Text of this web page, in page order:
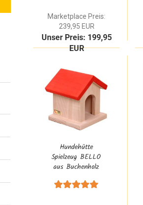
Spielzeug ab 2-3
Jahre
Marketplace Preis:
239,95 EUR
Unser Preis: 199,95
EUR
Hundehütte
Spielzeug BELLO
aus Buchenholz
Zubehör für den